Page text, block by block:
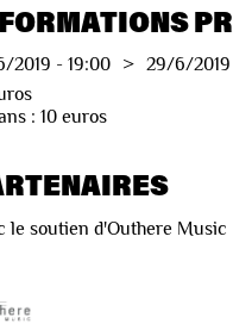
2019 -19:00 > 29/6/2019
: 10 euros
le soutien d'Outhere Music